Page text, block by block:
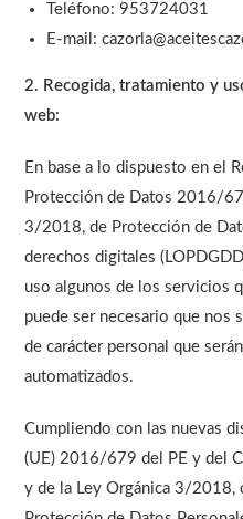
Teléfono: 953724031
E-mail:
2. Recogida, tratamiento y
web:
En base a lo dispuesto en el
Protección de Datos 2016/
3/2018, de Protección de
derechos digitales
uso algunos de los servicios
puede ser necesario que nos
de carácter personal que
automatizados.
Cumpliendo con las nuevas
(UE) 2016/679 del PE y del
y de la Ley Orgánica 3/2018,